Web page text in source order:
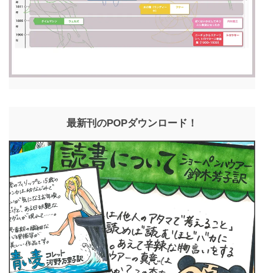
最新刊のPOPダウンロード！